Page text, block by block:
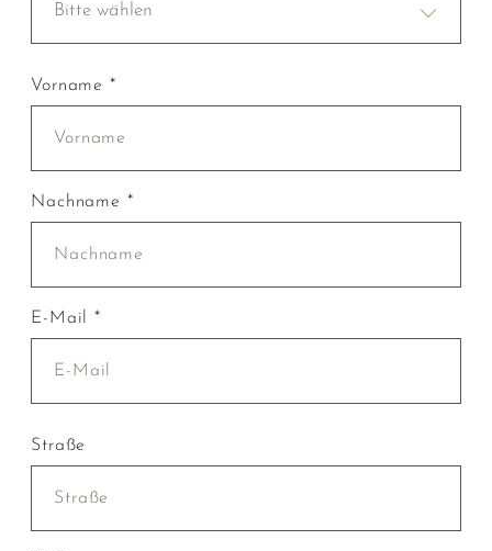
Bitte wählen
Vorname *
Nachname *
E-Mail *
Straße